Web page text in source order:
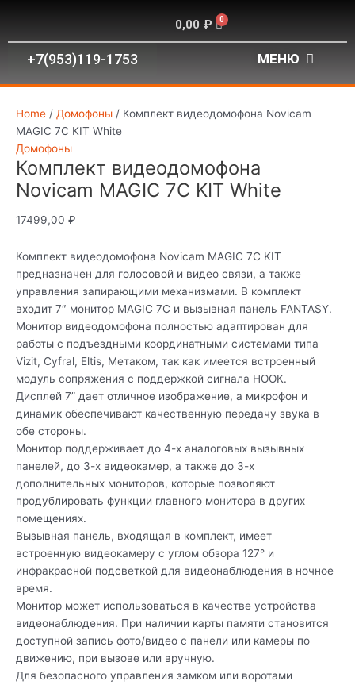
содержимому
0,00 ₽ 0Корзина
+7(953)119-1753 МЕНЮ
Home / Домофоны / Комплект видеодомофона Novicam
MAGIC 7С KIT White
Домофоны
Комплект видеодомофона
Novicam MAGIC 7С KIT White
17499,00 ₽
Комплект видеодомофона Novicam MAGIC 7С KIT
предназначен для голосовой и видео связи, а также
управления запирающими механизмами. В комплект
входит 7″ монитор MAGIC 7C и вызывная панель FANTASY.
Монитор видеодомофона полностью адаптирован для
работы с подъездными координатными системами типа
Vizit, Cyfral, Eltis, Метаком, так как имеется встроенный
модуль сопряжения с поддержкой сигнала HOOK.
Дисплей 7” дает отличное изображение, а микрофон и
динамик обеспечивают качественную передачу звука в
обе стороны.
Монитор поддерживает до 4-х аналоговых вызывных
панелей, до 3-х видеокамер, а также до 3-х
дополнительных мониторов, которые позволяют
продублировать функции главного монитора в других
помещениях.
Вызывная панель, входящая в комплект, имеет
встроенную видеокамеру c углом обзора 127° и
инфракрасной подсветкой для видеонаблюдения в ночное
время.
Монитор может использоваться в качестве устройства
видеонаблюдения. При наличии карты памяти становится
доступной запись фото/видео с панели или камеры по
движению, при вызове или вручную.
Для безопасного управления замком или воротами
Novicam
MAGIC
White
quantity